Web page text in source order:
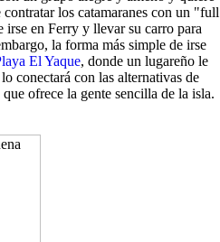
los catamaranes con un "full
en Ferry y llevar su carro para
la forma más simple de irse
El Yaque, donde un lugareño le
conectará con las alternativas de
ofrece la gente sencilla de la isla.